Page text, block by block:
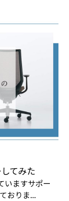
てみた
いますサポー
おりま...